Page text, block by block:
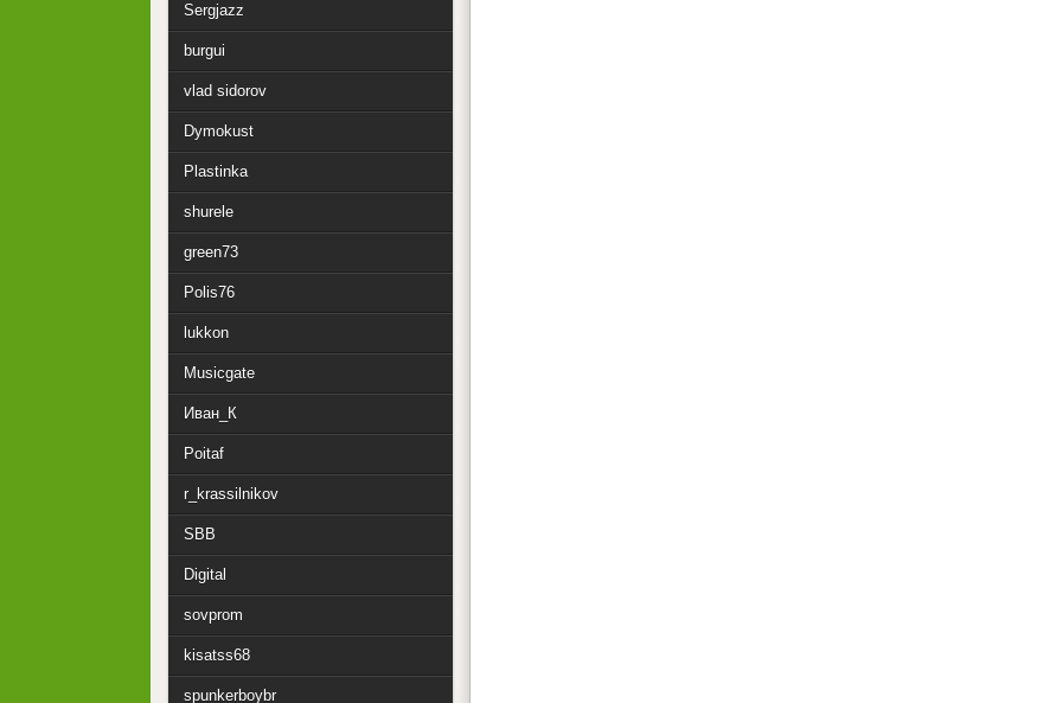
Sergjazz
burgui
vlad sidorov
Dymokust
Plastinka
shurele
green73
Polis76
lukkon
Musicgate
Иван_К
Poitaf
r_krassilnikov
SBB
Digital
sovprom
kisatss68
spunkerboybr